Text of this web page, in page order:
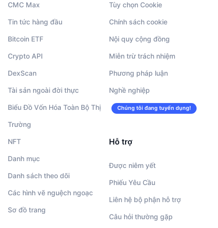
CMC Max
Tin tức hàng đầu
Bitcoin ETF
Crypto API
DexScan
Tài sản ngoài đời thực
Biểu Đồ Vốn Hóa Toàn Bộ Thị
Trường
NFT
Danh mục
Danh sách theo dõi
Các hình vẽ nguệch ngoạc
Sơ đồ trang
Tùy chọn Cookie
Chính sách cookie
Nội quy cộng đồng
Miễn trừ trách nhiệm
Phương pháp luận
Nghề nghiệp
Chúng tôi đang tuyển dụng!
Hỗ trợ
Được niêm yết
Phiếu Yêu Cầu
Liên hệ bộ phận hỗ trợ
Câu hỏi thường gặp